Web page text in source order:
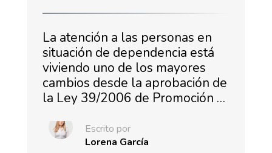
La atención a las personas en
situación de dependencia está
viviendo uno de los mayores
cambios desde la aprobación de
la Ley 39/2006 de Promoción …
Escrito por
Lorena García